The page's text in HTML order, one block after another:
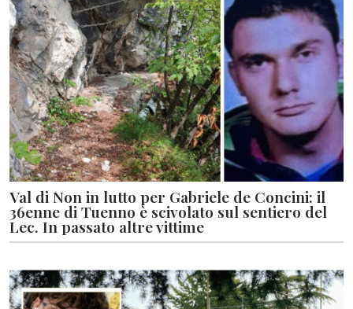
Val di Non in lutto per Gabriele de Concini: il
36enne di Tuenno è scivolato sul sentiero del
Lec. In passato altre vittime